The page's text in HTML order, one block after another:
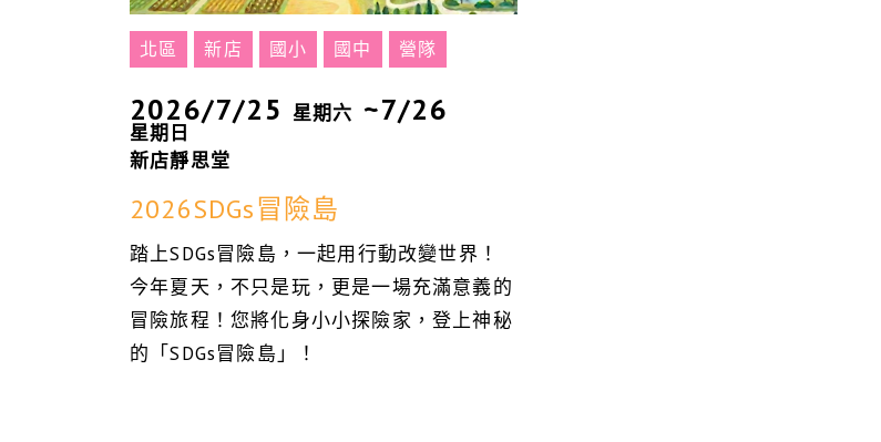
北區 新店 國小 國中 營隊
2026/7/25 星期六 ~7/26
星期日
新店靜思堂
2026SDGs冒險島
踏上SDGs冒險島，一起用行動改變世界！
今年夏天，不只是玩，更是一場充滿意義的
冒險旅程！您將化身小小探險家，登上神秘
的「SDGs冒險島」！